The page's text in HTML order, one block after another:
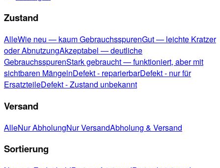
Zustand
AlleWie neu — kaum GebrauchsspurenGut — leichte Kratzer
oder AbnutzungAkzeptabel — deutliche
GebrauchsspurenStark gebraucht — funktioniert, aber mit
sichtbaren MängelnDefekt - reparierbarDefekt - nur für
ErsatzteileDefekt - Zustand unbekannt
Versand
AlleNur AbholungNur VersandAbholung & Versand
Sortierung